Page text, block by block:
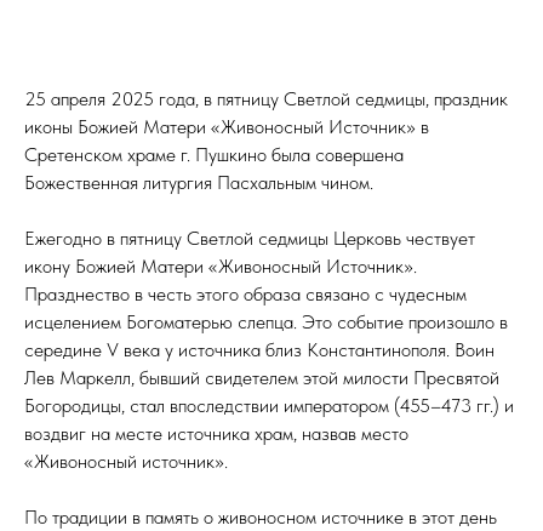
25 апреля 2025 года, в пятницу Светлой седмицы, праздник
иконы Божией Матери «Живоносный Источник» в
Сретенском храме г. Пушкино была совершена
Божественная литургия Пасхальным чином.
Ежегодно в пятницу Светлой седмицы Церковь чествует
икону Божией Матери «Живоносный Источник».
Празднество в честь этого образа связано с чудесным
исцелением Богоматерью слепца. Это событие произошло в
середине V века у источника близ Константинополя. Воин
Лев Маркелл, бывший свидетелем этой милости Пресвятой
Богородицы, стал впоследствии императором (455–473 гг.) и
воздвиг на месте источника храм, назвав место
«Живоносный источник».
По традиции в память о живоносном источнике в этот день